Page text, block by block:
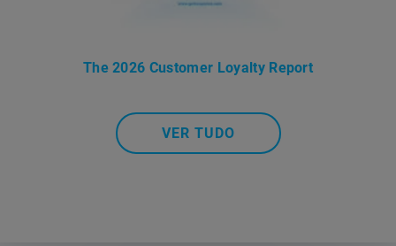
The 2026 Customer Loyalty Report
VER TUDO